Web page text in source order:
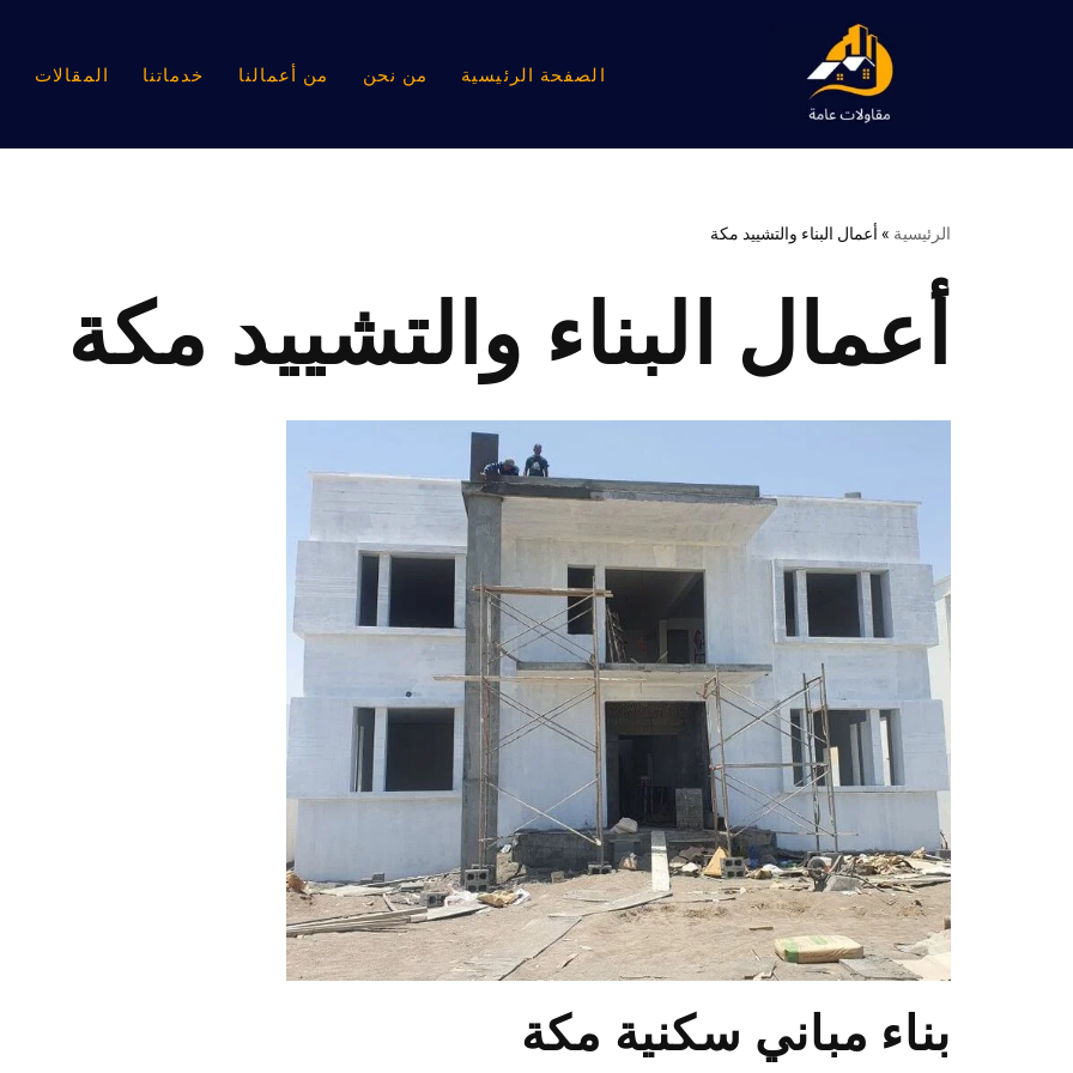
الصفحة الرئيسية من نحن من أعمالنا خدماتنا المقالات
الرئيسية » أعمال البناء والتشييد مكة
أعمال البناء والتشييد مكة
بناء مباني سكنية مكة